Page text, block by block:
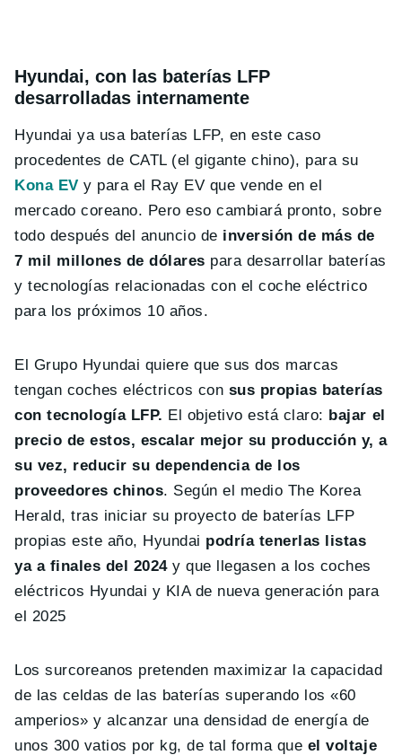
Hyundai, con las baterías LFP
desarrolladas internamente
Hyundai ya usa baterías LFP, en este caso
procedentes de CATL (el gigante chino), para su
Kona EV y para el Ray EV que vende en el
mercado coreano. Pero eso cambiará pronto, sobre
todo después del anuncio de inversión de más de
7 mil millones de dólares para desarrollar baterías
y tecnologías relacionadas con el coche eléctrico
para los próximos 10 años.
El Grupo Hyundai quiere que sus dos marcas
tengan coches eléctricos con sus propias baterías
con tecnología LFP. El objetivo está claro: bajar el
precio de estos, escalar mejor su producción y, a
su vez, reducir su dependencia de los
proveedores chinos. Según el medio The Korea
Herald, tras iniciar su proyecto de baterías LFP
propias este año, Hyundai podría tenerlas listas
ya a finales del 2024y que llegasen a los coches
eléctricos Hyundai y KIA de nueva generación para
el 2025
Los surcoreanos pretenden maximizar la capacidad
de las celdas de las baterías superando los «60
amperios» y alcanzar una densidad de energía de
unos 300 vatios por kg, de tal forma que el voltaje